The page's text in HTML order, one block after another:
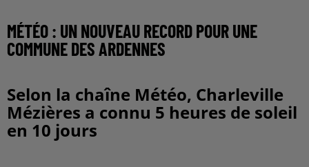
MÉTÉO : UN NOUVEAU RECORD POUR UNE
COMMUNE DES ARDENNES
Selon la chaîne Météo, Charleville
Mézières a connu 5 heures de soleil
en 10 jours